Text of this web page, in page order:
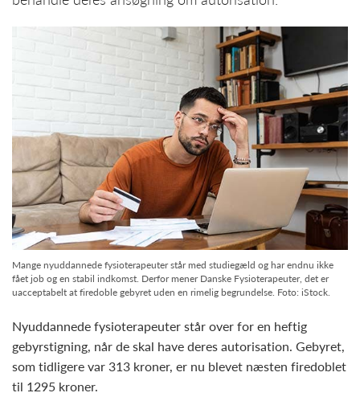
Mange nyuddannede fysioterapeuter står med studiegæld og har endnu ikke
fået job og en stabil indkomst. Derfor mener Danske Fysioterapeuter, det er
uacceptabelt at firedoble gebyret uden en rimelig begrundelse. Foto: iStock.
Nyuddannede fysioterapeuter står over for en heftig
gebyrstigning, når de skal have deres autorisation. Gebyret,
som tidligere var 313 kroner, er nu blevet næsten firedoblet
til 1295 kroner.